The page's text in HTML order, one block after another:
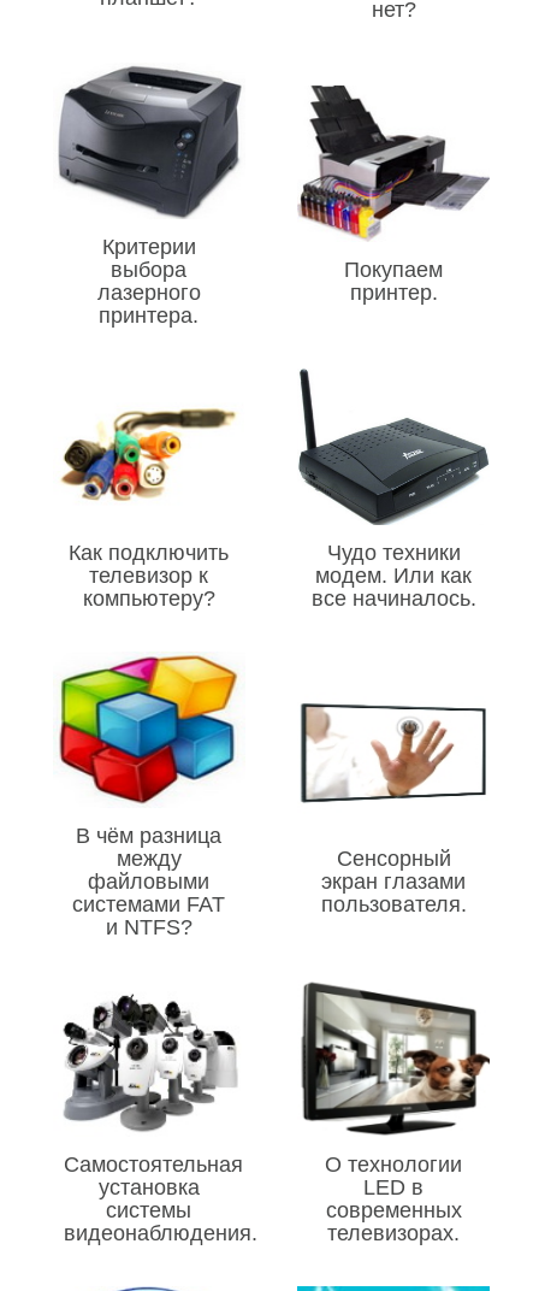
нет?
Критерии
выбора
лазерного
принтера.
Покупаем
принтер.
Как подключить
телевизор к
компьютеру?
Чудо техники
модем. Или как
все начиналось.
В чём разница
между
файловыми
системами FAT
и NTFS?
Сенсорный
экран глазами
пользователя.
Самостоятельная
установка
системы
видеонаблюдения.
О технологии
LED в
современных
телевизорах.